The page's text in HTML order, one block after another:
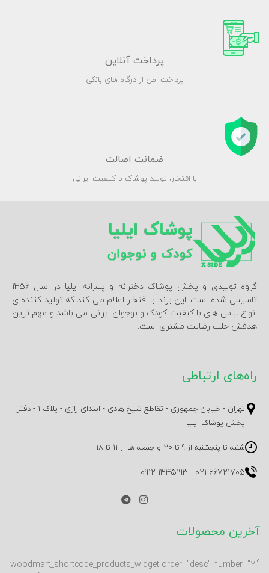
پرداخت آنلاین
پرداخت امن از درگاه های بانکی
ضمانت اصالت
با افتخار، تولید پوشاک با کیفیت ایرانی
گروه تولیدی و پخش پوشاک دخترانه و پسرانه ایلیا در سال 1356
تاسیس شده است. این برند با افتخار اعلام می کند که تولید کننده ی
انواع لباس های با کیفیت کودک و نوجوان ایرانی می باشد و مهم ترین
هدفش جلب رضایت مشتری است.
راه‌های ارتباطی
تهران - خیابان جمهوری - تقاطع شیخ هادی - ابتدای رازی - پلاک 1 - دفتر
پخش پوشاک ایلیا
شنبه تا پنجشنبه از 9 تا 20 و جمعه ها از 11 تا 18
021-66721705
-
0912-1445193
آخرین محصولات
[woodmart_shortcode_products_widget order="desc" number="2"